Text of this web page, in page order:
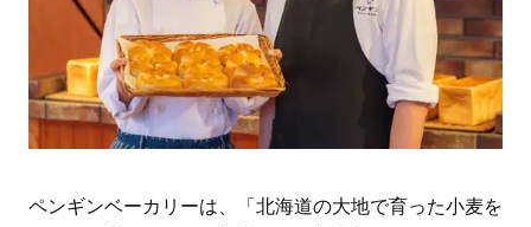
ペンギンベーカリーは、「北海道の大地で育った小麦を